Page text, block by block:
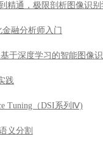
精通，极限剖析图像识
融分析师入门
于深度学习的智能图像
践
Tuning（DSI系列Ⅳ)
义分割